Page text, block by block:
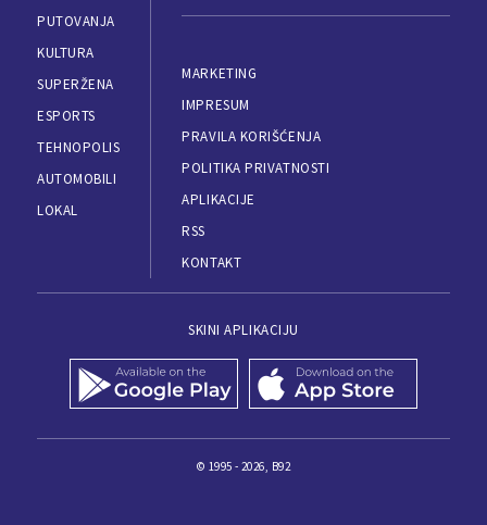
PUTOVANJA
KULTURA
SUPERŽENA
ESPORTS
TEHNOPOLIS
AUTOMOBILI
LOKAL
MARKETING
IMPRESUM
PRAVILA KORIŠĆENJA
POLITIKA PRIVATNOSTI
APLIKACIJE
RSS
KONTAKT
SKINI APLIKACIJU
© 1995 - 2026, B92